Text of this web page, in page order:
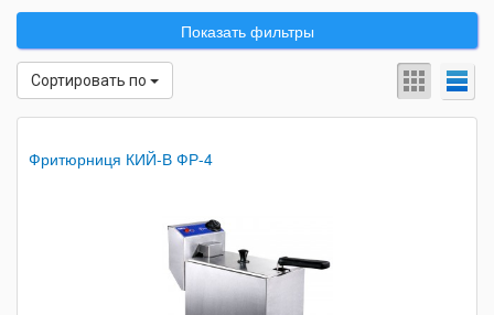
Показать фильтры
Сортировать по
Фритюрниця КИЙ-В ФР-4